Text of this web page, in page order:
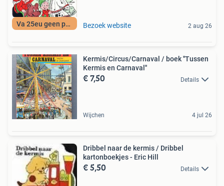
Va 25eu geen porto Bezoek website 2 aug 26
Kermis/Circus/Carnaval / boek ''Tussen
Kermis en Carnaval''
€ 7,50 Details
Wijchen 4 jul 26
Dribbel naar de kermis / Dribbel
kartonboekjes - Eric Hill
€ 5,50 Details